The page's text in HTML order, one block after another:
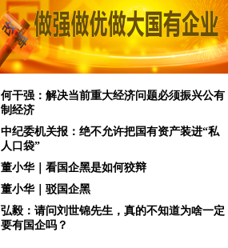
何干强：解决当前重大经济问题必须振兴公有
制经济
中纪委机关报：绝不允许把国有资产装进“私
人口袋”
董小华｜看国企黑是如何狡辩
董小华｜驳国企黑
弘毅：请问刘世锦先生，真的不知道为啥一定
要有国企吗？